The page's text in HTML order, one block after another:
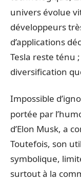
univers évolue
développeurs
d’applications
Tesla reste ténu
diversification
Impossible
portée par
d’Elon Musk, a
Toutefois, son
symbolique,
surtout à la